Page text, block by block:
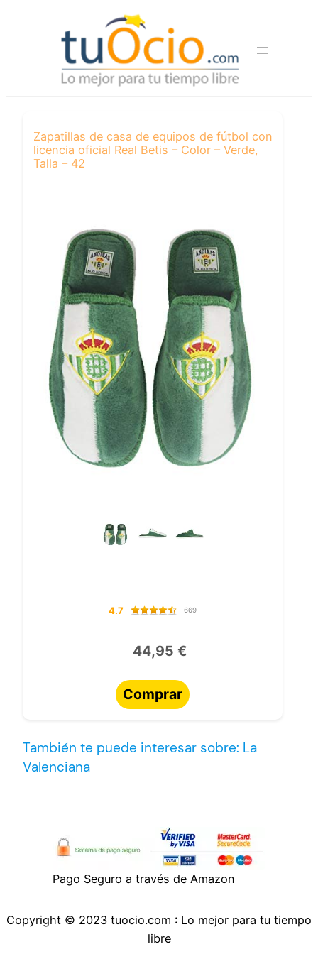
Zapatillas de casa de equipos de fútbol con
licencia oficial Real Betis – Color – Verde,
Talla – 42
4.7 669
44,95 €
Comprar
También te puede interesar sobre: La
Valenciana
Pago Seguro a través de Amazon
Copyright © 2023 tuocio.com : Lo mejor para tu tiempo
libre